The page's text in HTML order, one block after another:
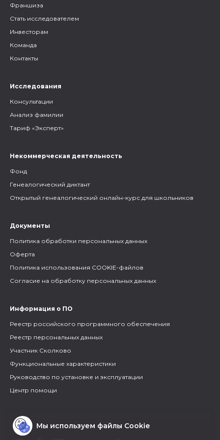
Франшиза
Стать исследователем
Инвесторам
Команда
Контакты
Исследования
Консультации
Анализ фамилии
Тариф «Эксперт»
Некоммерческая деятельность
Фонд
Генеалогический диктант
Открытый генеалогический онлайн-курс для школьников
Документы
Политика обработки персональных данных
Оферта
Политика использования COOKIE-файлов
Согласие на обработку персональных данных
Информация о ПО
Реестр российского программного обеспечения
Реестр персональных данных
Участник Сколково
Функциональные характеристики
Руководство по установке и эксплуатации
Центр помощи
Мы используем файлы Cookie